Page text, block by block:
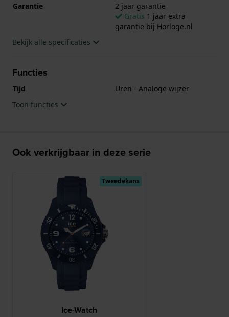
Garantie
2 jaar garantie
Gratis 1 jaar extra
garantie bij Horloge.nl
Bekijk alle specificaties
Functies
Tijd
Uren - Analoge wijzer
Toon functies
Ook verkrijgbaar in deze serie
Ice-Watch
Tweedekans